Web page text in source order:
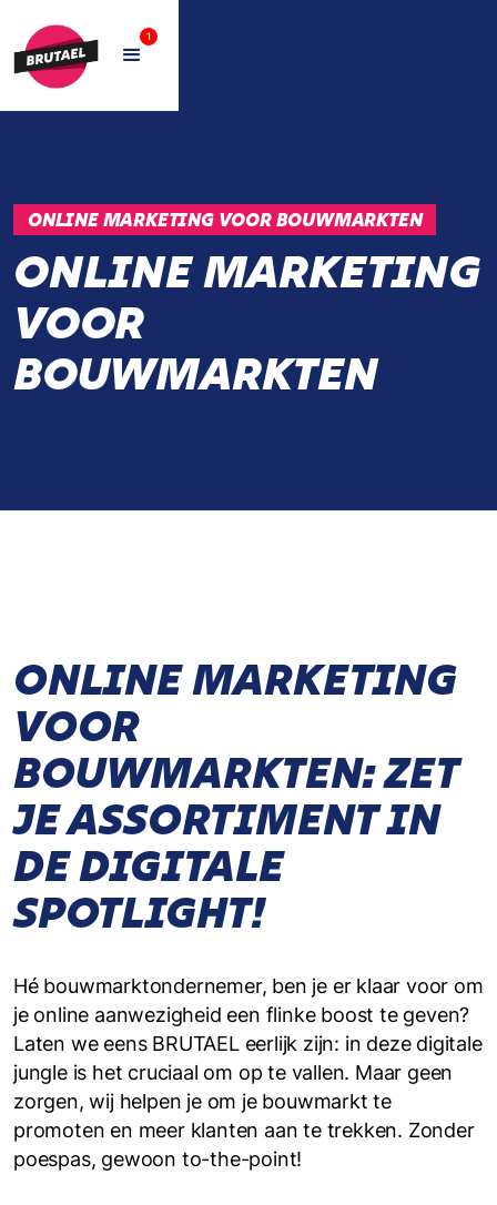
1
ONLINE MARKETING VOOR BOUWMARKTEN
ONLINE MARKETING
VOOR
BOUWMARKTEN
ONLINE MARKETING
VOOR
BOUWMARKTEN: ZET
JE ASSORTIMENT IN
DE DIGITALE
SPOTLIGHT!
Hé bouwmarktondernemer, ben je er klaar voor om
je online aanwezigheid een flinke boost te geven?
Laten we eens BRUTAEL eerlijk zijn: in deze digitale
jungle is het cruciaal om op te vallen. Maar geen
zorgen, wij helpen je om je bouwmarkt te
promoten en meer klanten aan te trekken. Zonder
poespas, gewoon to-the-point!